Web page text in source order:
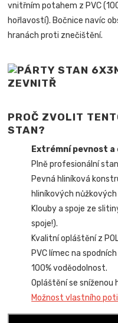
vnitřním potahem z PVC
hořlavostí). Bočnice navíc
hranách proti znečištění.
PROČ ZVOLIT
STAN?
Extrémní pevnost
Plně profesionální
Pevná hliníková
hliníkových nůžkových
Klouby a spoje ze
spoje!).
Kvalitní opláštění z
PVC límec na
100% voděodolnost.
Opláštění se sníženou
Možnost vlastního